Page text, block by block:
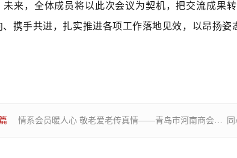
未来，全体成员将以此次会议为契机，把交流成果
携手共进，扎实推进各项工作落地见效，以昂扬姿
情系会员暖人心 敬老爱老传真情——青岛市河南商会慰问会员单位及老人家属